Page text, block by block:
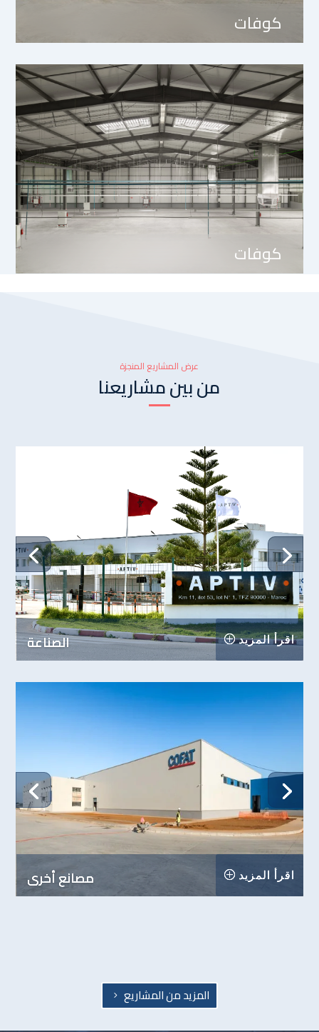
كوفات
كوفات
عرض المشاريع المنجزة
من بين مشاريعنا
الصناعة اقرأ المزيد
مصانع أخرى اقرأ المزيد
المزيد من المشاريع